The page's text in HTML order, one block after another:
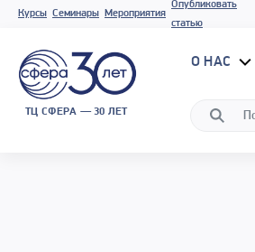
Курсы Семинары Мероприятия
Опубликовать
статью
ТЦ СФЕРА — 30 ЛЕТ
О НАС